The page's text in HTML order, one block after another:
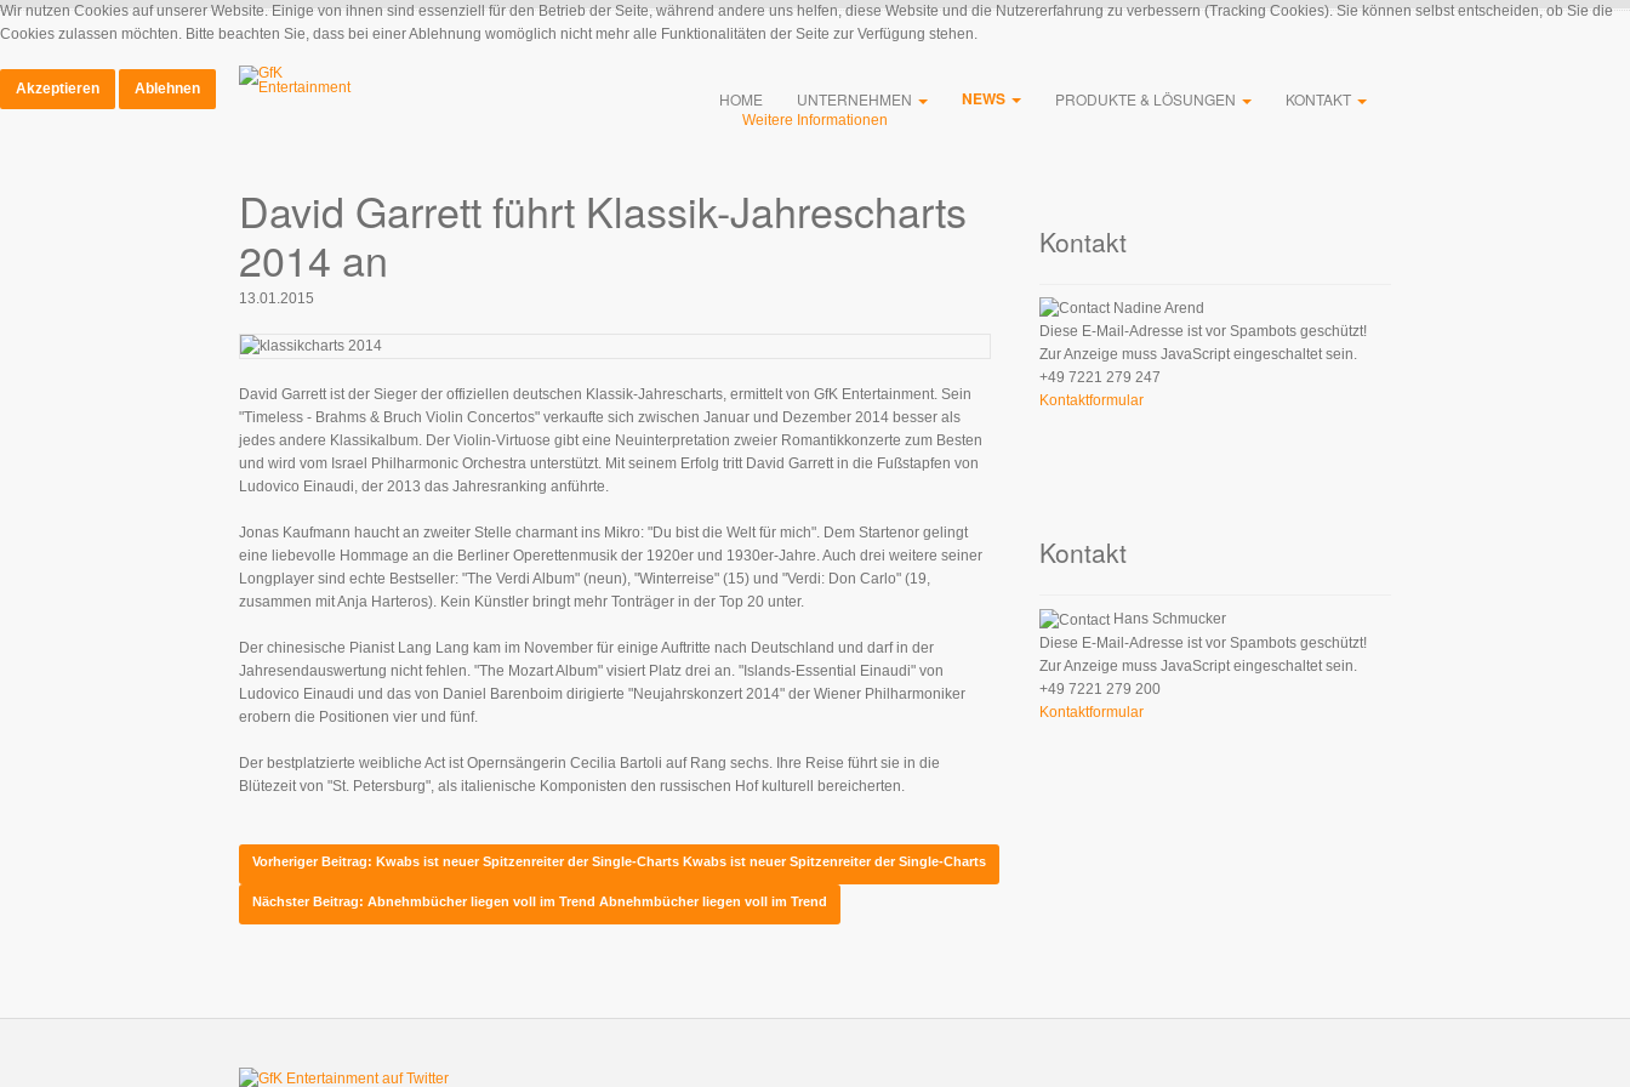
HOME UNTERNEHMEN NEWS PRODUKTE & LÖSUNGEN KONTAKT
David Garrett führt Klassik-Jahrescharts
2014 an
13.01.2015
David Garrett ist der Sieger der offiziellen deutschen Klassik-Jahrescharts, ermittelt von GfK Entertainment. Sein
"Timeless - Brahms & Bruch Violin Concertos" verkaufte sich zwischen Januar und Dezember 2014 besser als
jedes andere Klassikalbum. Der Violin-Virtuose gibt eine Neuinterpretation zweier Romantikkonzerte zum Besten
und wird vom Israel Philharmonic Orchestra unterstützt. Mit seinem Erfolg tritt David Garrett in die Fußstapfen von
Ludovico Einaudi, der 2013 das Jahresranking anführte.
Jonas Kaufmann haucht an zweiter Stelle charmant ins Mikro: "Du bist die Welt für mich". Dem Startenor gelingt
eine liebevolle Hommage an die Berliner Operettenmusik der 1920er und 1930er-Jahre. Auch drei weitere seiner
Longplayer sind echte Bestseller: "The Verdi Album" (neun), "Winterreise" (15) und "Verdi: Don Carlo" (19,
zusammen mit Anja Harteros). Kein Künstler bringt mehr Tonträger in der Top 20 unter.
Der chinesische Pianist Lang Lang kam im November für einige Auftritte nach Deutschland und darf in der
Jahresendauswertung nicht fehlen. "The Mozart Album" visiert Platz drei an. "Islands-Essential Einaudi" von
Ludovico Einaudi und das von Daniel Barenboim dirigierte "Neujahrskonzert 2014" der Wiener Philharmoniker
erobern die Positionen vier und fünf.
Der bestplatzierte weibliche Act ist Opernsängerin Cecilia Bartoli auf Rang sechs. Ihre Reise führt sie in die
Blütezeit von "St. Petersburg", als italienische Komponisten den russischen Hof kulturell bereicherten.
Vorheriger Beitrag: Kwabs ist neuer Spitzenreiter der Single-Charts Kwabs ist neuer Spitzenreiter der Single-Charts
Nächster Beitrag: Abnehmbücher liegen voll im Trend Abnehmbücher liegen voll im Trend
Kontakt
Nadine Arend
Diese E-Mail-Adresse ist vor Spambots geschützt!
Zur Anzeige muss JavaScript eingeschaltet sein.
+49 7221 279 247
Kontaktformular
Kontakt
Hans Schmucker
Diese E-Mail-Adresse ist vor Spambots geschützt!
Zur Anzeige muss JavaScript eingeschaltet sein.
+49 7221 279 200
Kontaktformular
Wir nutzen Cookies auf unserer Website. Einige von ihnen sind essenziell für den Betrieb der Seite, während andere uns helfen, diese Website und die Nutzererfahrung zu verbessern (Tracking Cookies). Sie können selbst entscheiden, ob Sie die
Cookies zulassen möchten. Bitte beachten Sie, dass bei einer Ablehnung womöglich nicht mehr alle Funktionalitäten der Seite zur Verfügung stehen.
Akzeptieren
Ablehnen
Weitere Informationen